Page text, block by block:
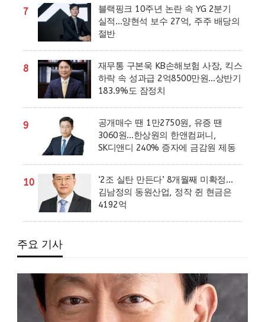
7
블랙핑크 10주년 논란 속 YG 2분기
실적…양현석 보수 27억, 주주 배당의
절반
8
재무통 구본욱 KB손해보험 사장, 킥스
하락 속 성과급 2억8500만원…상반기
183.9%도 잠정치
9
공개매수 땐 1만2750원, 유증 땐
3060원…한상원의 한앤컴퍼니,
SK디앤디 240% 증자에 금감원 제동
10
‘2조 실탄 만든다’ 8개월째 미확정…
김남정의 동원산업, 정작 쥔 현금은
4192억
주요 기사